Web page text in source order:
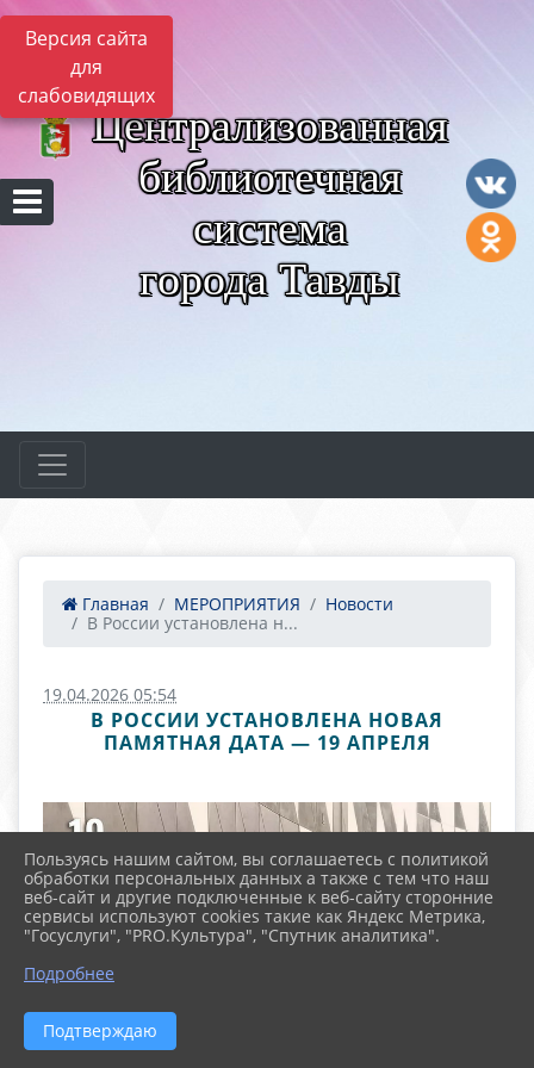
Версия сайта
для
слабовидящих
Централизованная
библиотечная
система
города Тавды
Главная МЕРОПРИЯТИЯ
Новости
В России установлена н...
19.04.2026 05:54
В РОССИИ УСТАНОВЛЕНА НОВАЯ
ПАМЯТНАЯ ДАТА — 19 АПРЕЛЯ
Пользуясь нашим сайтом, вы соглашаетесь с политикой
обработки персональных данных а также с тем что наш
веб-сайт и другие подключенные к веб-сайту сторонние
сервисы используют cookies такие как Яндекс Метрика,
"Госуслуги", "PRO.Культура", "Спутник аналитика".
Подробнее
Подтверждаю